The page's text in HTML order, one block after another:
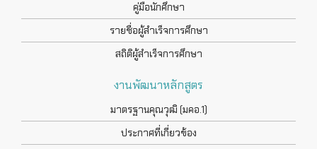
คู่มือนักศึกษา
รายชื่อผู้สำเร็จการศึกษา
สถิติผู้สำเร็จการศึกษา
งานพัฒนาหลักสูตร
มาตรฐานคุณวุฒิ (มคอ.1)
ประกาศที่เกี่ยวข้อง